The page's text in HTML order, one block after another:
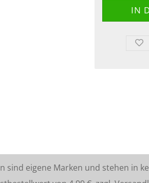
eigene Marken und stehen in